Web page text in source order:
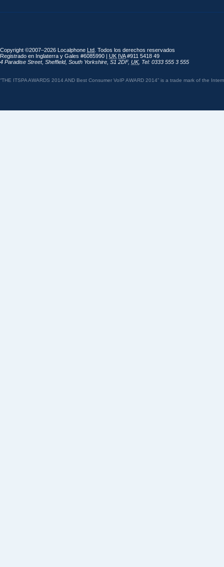
Copyright ©2007–2026 Localphone Ltd . Todos los derechos reservados
Registrado en Inglaterra y Gales #6085990 | UK IVA#911 5418 49
4 Paradise Street, Sheffield, South Yorkshire S1 2DF, UK, Tel: 0333 555 3 555
“THE ITSPA AWARDS 2014 AND Best Consumer VoIP AWARD 2014” is a trade mark of the